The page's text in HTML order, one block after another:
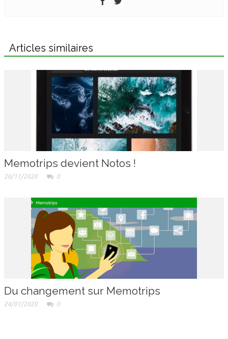
Articles similaires
Memotrips devient Notos !
26/11/2020 0
Du changement sur Memotrips
24/01/2020 0